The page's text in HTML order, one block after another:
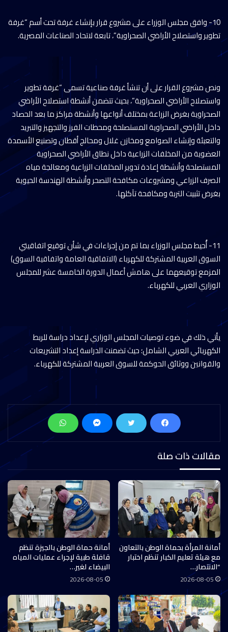
10- وافق مجلس الوزراء على مشروع قرار بإنشاء غرفة تحت أسم “غرفة
تطوير واستصلاح الأراضي الصحراوية”، تابعة لاتحاد الصناعات المصرية.
ونص مشروع القرار على أن تنشأ غرفة صناعية تسمى “غرفة تطوير
واستصلاح الأراضي الصحراوية”، بحيث تتضمن أنشطة استصلاح الأراضي
الصحراوية بغرض الزراعة بمختلف أنواعها وأنشطة مراكز ما بعد الحصاد
داخل الأراضي الصحراوية المستصلحة ومحطات الفرز والتجهيز والتبريد
والتعبئة وإنشاء الصوامع ومخازن غلال ومحالج أقطان وتصنيع الأسمدة
العضوية من المخلفات الزراعية داخل نطاق الأراضي الصحراوية
المستصلحة وأنشطة إعادة تدوير المخلفات الزراعية ومعالجة مياه
الصرف الزراعي ومشروعات مكافحة التصحر وأنشطة الهندسة الحيوية
بغرض تثبيت التربة ومكافحة تآكلها.
11- أُحيط مجلس الوزراء بما تم من إجراءات في شأن توقيع اتفاقيتي
السوق العربية المشتركة للكهرباء (الاتفاقية العامة واتفاقية السوق)
المزمع توقيعهما على هامش أعمال الدورة الخامسة عشر للمجلس
الوزاري العربي للكهرباء.
يأتي ذلك في ضوء توصيات المجلس الوزاري لإعداد دراسة للربط
الكهربائي العربي الشامل؛ حيث تضمنت الدراسة إعداد التشريعات
والقوانين ووثائق الحوكمة للسوق العربية المشتركة للكهرباء.
مقالات ذات صلة
أمانة المرأة بحماة الوطن بالتعاون
مع هيئة تعليم الكبار تنظم اختبار
“الانتصار…
2026-08-05
أمانة حماة الوطن بالجيزة تنظم
قافلة طبية لإجراء عمليات المياه
البيضاء لغير…
2026-08-05